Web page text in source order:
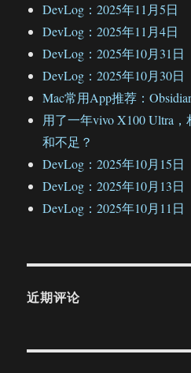
DevLog：2025年11月5日
DevLog：2025年11月4日
DevLog：2025年10月31日
DevLog：2025年10月30日
Mac常用App推荐：
用了一年vivo X100 Ultra
和不足？
DevLog：2025年10月15日
DevLog：2025年10月13日
DevLog：2025年10月11日
近期评论